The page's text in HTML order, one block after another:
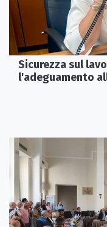
Sicurezza sul
l'adeguamento